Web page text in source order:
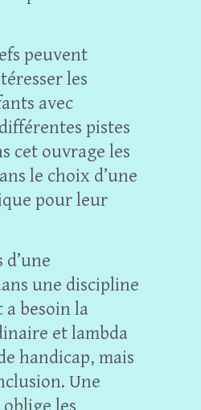
peuvent
les
avec
pistes
cet ouvrage les
le choix d’une
pour leur
d’une
une discipline
besoin la
et lambda
handicap, mais
Une